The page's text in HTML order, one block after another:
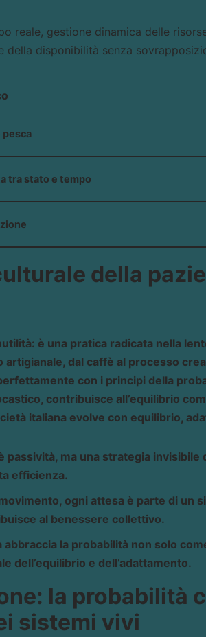
reale, gestione dinamica delle
della disponibilità senza
pesca
tra stato e tempo
della
è una pratica radicata nella
artigianale, dal caffè al processo
con i principi della
contribuisce all’equilibrio
italiana evolve con equilibrio,
passività, ma una strategia
efficienza.
ogni attesa è parte di un
al benessere collettivo.
abbraccia la probabilità non solo
dell’equilibrio e dell’adattamento.
la probabilità
sistemi vivi